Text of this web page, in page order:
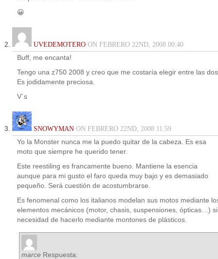
😀
UVEDEMOTERO ON FEBRERO 22ND, 2008 00:40
Buff, me encanta!
Tengo una z750 2008 y creo que me costaría elegir entre las
Es jodidamente preciosa.
V´s
SNOWYMAN ON FEBRERO 22ND, 2008 11:59
Yo la Monster nunca me la puedo quitar de la cabeza. Es esa
moto que siempre he querido tener.
Este reestiling es francamente bueno. Mantiene la esencia
aunque para mi gusto el faro queda muy bajo y es demasiado
pequeño. Será cuestión de acostumbrarse.
Es fenomenal como los italianos modelan sus motos mediante
elementos mecánicos (motor, chasis, suspensiones, ópticas…)
necesidad de hacerlo mediante montones de plásticos.
marce Respuesta: